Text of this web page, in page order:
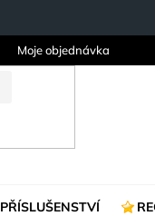
Moje objednávka
PŘÍSLUŠENSTVÍ